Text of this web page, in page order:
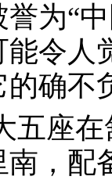
为“
令人
确不
五座
，配